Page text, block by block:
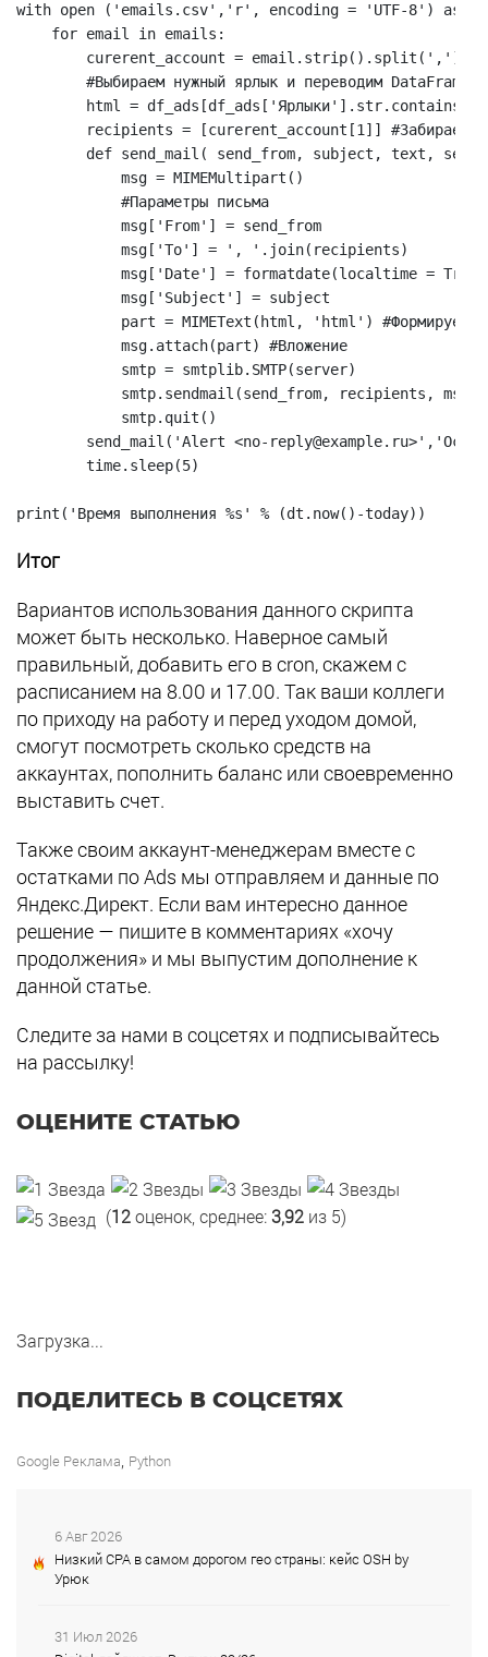
with open ('emails.csv','r', encoding = 'UTF-8') as
    for email in emails:
curerent_account = email.strip().split(',')
#Выбираем нужный ярлык и переводим DataFrame
html =
recipients = [curerent_account[1]] #Забираем
def send_mail( send_from, subject, text,
            msg = MIMEMultipart()
            #Параметры письма
            msg['From'] = send_from
            msg['To'] = ', '.join(recipients)
            msg['Date'] = formatdate(localtime = True)
            msg['Subject'] = subject
part = MIMEText(html, 'html') #Формируем
            msg.attach(part) #Вложение
            smtp = smtplib.SMTP(server)
smtp.sendmail(send_from, recipients,
            smtp.quit()
send_mail('Alert <no-
        time.sleep(5)
print('Время выполнения %s' % (dt.now()-today))
Итог
Вариантов использования данного скрипта
может быть несколько. Наверное самый
правильный, добавить его в cron, скажем с
расписанием на 8.00 и 17.00. Так ваши коллеги
по приходу на работу и перед уходом домой,
смогут посмотреть сколько средств на
аккаунтах, пополнить баланс или своевременно
выставить счет.
Также своим аккаунт-менеджерам вместе с
остатками по Ads мы отправляем и данные по
Яндекс.Директ. Если вам интересно данное
решение — пишите в комментариях «хочу
продолжения» и мы выпустим дополнение к
данной статье.
Следите за нами в соцсетях и подписывайтесь
на рассылку!
ОЦЕНИТЕ СТАТЬЮ
(12оценок, среднее:3,92 из 5)
Загрузка...
ПОДЕЛИТЕСЬ В СОЦСЕТЯХ
Google Реклама Python
6 Авг 2026
Низкий CPA в самом дорогом гео страны: кейс OSH by
Урюк
31 Июл 2026